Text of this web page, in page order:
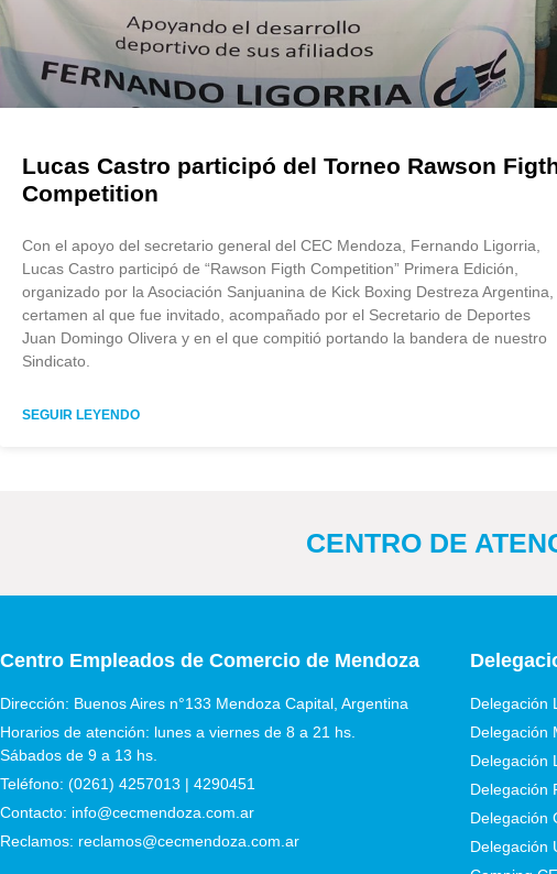
Lucas Castro participó del Torneo Rawson
Competition
Con el apoyo del secretario general del CEC Mendoza, Fernando Ligorria,
Lucas Castro participó de “Rawson Figth Competition” Primera Edición,
organizado por la Asociación Sanjuanina de Kick Boxing Destreza Argentina,
certamen al que fue invitado, acompañado por el Secretario de Deportes
Juan Domingo Olivera y en el que compitió portando la bandera de nuestro
Sindicato.
SEGUIR LEYENDO
CENTRO DE
Centro Empleados de Comercio de Mendoza
Dirección: Buenos Aires n°133 Mendoza Capital, Argentina
Horarios de atención: lunes a viernes de 8 a 21 hs.
Sábados de 9 a 13 hs.
Teléfono: (0261) 4257013 | 4290451
Contacto: info@cecmendoza.com.ar
Reclamos: reclamos@cecmendoza.com.ar
Delegación
Delegación
Delegación
Delegación
Delegación
Delegación